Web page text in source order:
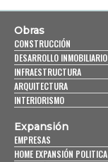
Obras
CONSTRUCCIÓN
DESARROLLO INMOBILIARIO
INFRAESTRUCTURA
ARQUITECTURA
INTERIORISMO
Expansión
EMPRESAS
HOME EXPANSIÓN POLITICA